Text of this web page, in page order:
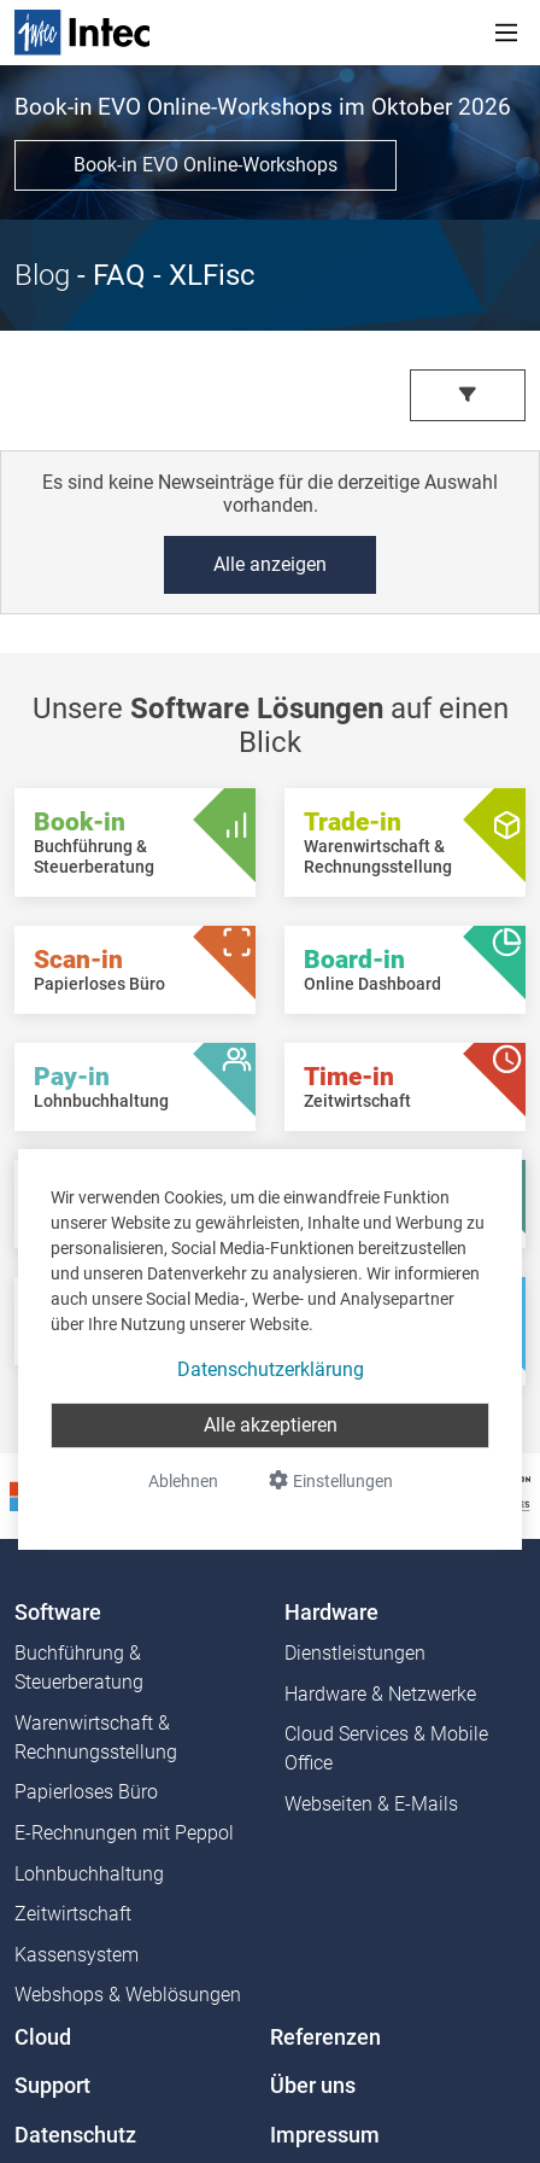
Wir verwenden Cookies, um die einwandfreie Funktion
unserer Website zu gewährleisten, Inhalte und Werbung zu
personalisieren, Social Media-Funktionen bereitzustellen
und unseren Datenverkehr zu analysieren. Wir informieren
auch unsere Social Media-, Werbe- und Analysepartner
über Ihre Nutzung unserer Website.
Datenschutzerklärung
Einstellungen
Ablehnen
Alle akzeptieren
Book-in EVO Online-Workshops im Oktober 2026
Book-in EVO Online-Workshops
Blog - FAQ - XLFisc
Es sind keine Newseinträge für die derzeitige Auswahl
vorhanden.
Alle anzeigen
Unsere Software Lösungenauf einen
Blick
Book-in
Buchführung &
Steuerberatung
Trade-in
Warenwirtschaft &
Rechnungsstellung
Scan-in
Papierloses Büro
Board-in
Online Dashboard
Pay-in
Lohnbuchhaltung
Time-in
Zeitwirtschaft
Fisc-in
Steuererklärungen
Account-in
Jahresabschlüsse
Pos-in
Kassensystem
Net-in
Webshops &
Software
Buchführung &
Steuerberatung
Warenwirtschaft &
Rechnungsstellung
Papierloses Büro
E-Rechnungen mit Peppol
Lohnbuchhaltung
Zeitwirtschaft
Kassensystem
Webshops & Weblösungen
Hardware
Dienstleistungen
Hardware & Netzwerke
Cloud Services & Mobile
Office
Webseiten & E-Mails
Cloud Referenzen
Support Über uns
Datenschutz Impressum